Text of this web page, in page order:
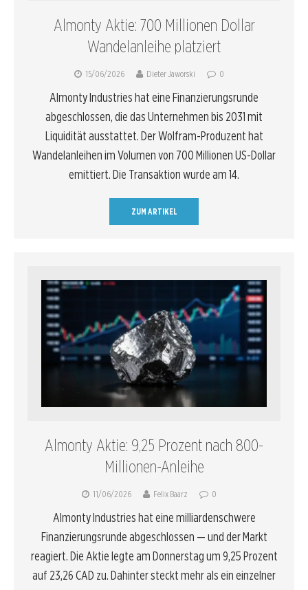
Almonty Aktie: 700 Millionen Dollar
Wandelanleihe platziert
15/06/2026 Dieter Jaworski 0
Almonty Industries hat eine Finanzierungsrunde
abgeschlossen, die das Unternehmen bis 2031 mit
Liquidität ausstattet. Der Wolfram-Produzent hat
Wandelanleihen im Volumen von 700 Millionen US-Dollar
emittiert. Die Transaktion wurde am 14.
ZUM ARTIKEL
Almonty Aktie: 9,25 Prozent nach 800-
Millionen-Anleihe
11/06/2026 Felix Baarz 0
Almonty Industries hat eine milliardenschwere
Finanzierungsrunde abgeschlossen — und der Markt
reagiert. Die Aktie legte am Donnerstag um 9,25 Prozent
auf 23,26 CAD zu. Dahinter steckt mehr als ein einzelner